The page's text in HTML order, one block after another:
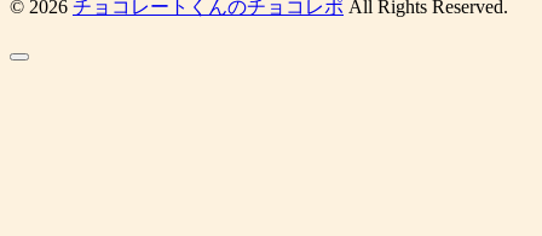
© 2026 チョコレートくんのチョコレポ All Rights Reserved.